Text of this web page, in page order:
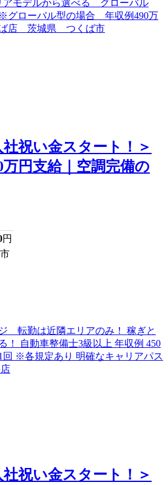
社祝い金スタート！＞
円支給｜空調完備の
円
社祝い金スタート！＞